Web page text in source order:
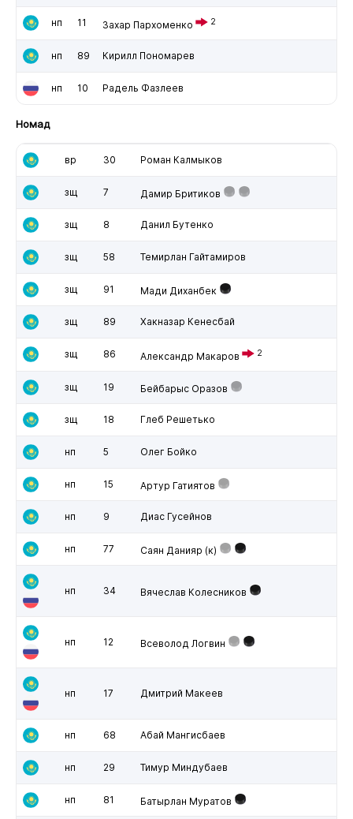
нп 11 Захар Пархоменко 2
нп 89 Кирилл Пономарев
нп 10 Радель Фазлеев
Номад
вр 30 Роман Калмыков
зщ 7 Дамир Бритиков
зщ 8 Данил Бутенко
зщ 58 Темирлан Гайтамиров
зщ 91 Мади Диханбек
зщ 89 Хакназар Кенесбай
зщ 86 Александр Макаров 2
зщ 19 Бейбарыс Оразов
зщ 18 Глеб Решетько
нп 5 Олег Бойко
нп 15 Артур Гатиятов
нп 9 Диас Гусейнов
нп 77 Саян Данияр (к)
нп 34 Вячеслав Колесников
нп 12 Всеволод Логвин
нп 17 Дмитрий Макеев
нп 68 Абай Мангисбаев
нп 29 Тимур Миндубаев
нп 81 Батырлан Муратов